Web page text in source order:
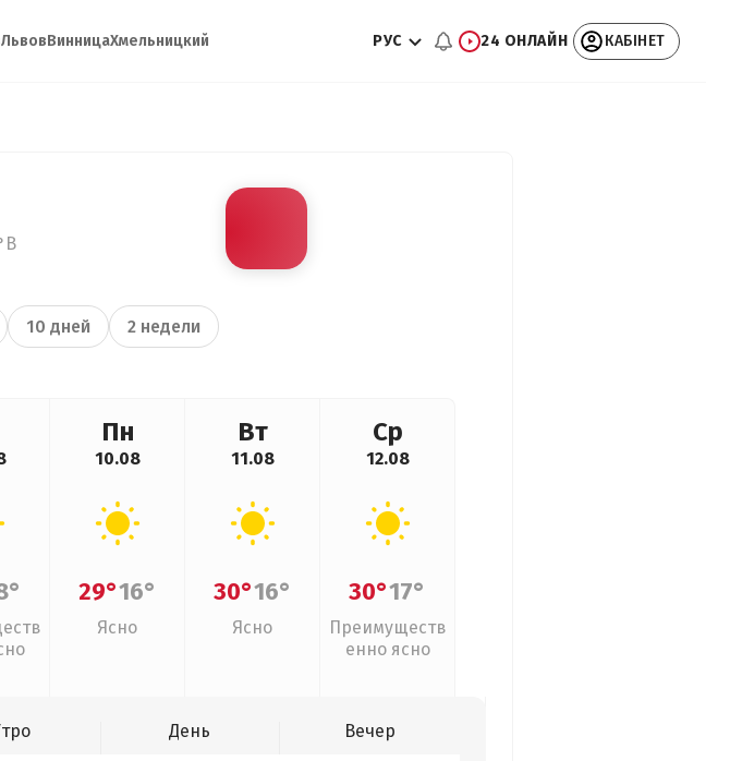
ЛьвовВинницаХмельницкий РУС 24 ОНЛАЙН КАБІНЕТ
10 дней 2 недели
Пн
10.08
29°16°
Ясно
Вт
11.08
30°16°
Ясно
Ср
12.08
30°17°
Преимуществ
енно ясно
День
Вечер